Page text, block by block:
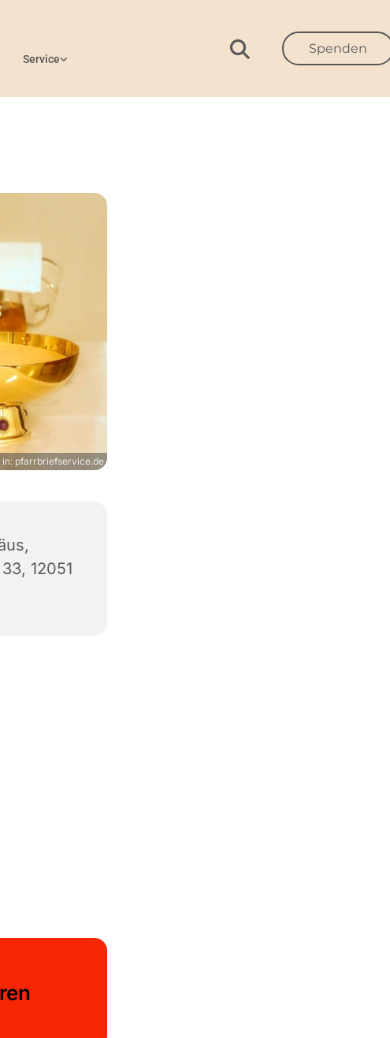
Service
Spenden
pfarrbriefservice.de
12051